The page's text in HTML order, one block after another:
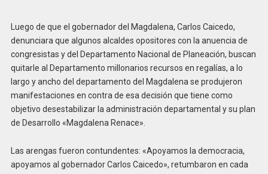
Luego de que el gobernador del Magdalena, Carlos Caicedo,
denunciara que algunos alcaldes opositores con la anuencia de
congresistas y del Departamento Nacional de Planeación, buscan
quitarle al Departamento millonarios recursos en regalías, a lo
largo y ancho del departamento del Magdalena se produjeron
manifestaciones en contra de esa decisión que tiene como
objetivo desestabilizar la administración departamental y su plan
de Desarrollo «Magdalena Renace».
Las arengas fueron contundentes: «Apoyamos la democracia,
apoyamos al gobernador Carlos Caicedo», retumbaron en cada